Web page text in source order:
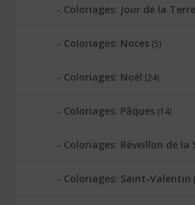
Coloriages: Jour de la Terre
Coloriages: Noces (5)
Coloriages: Noël (24)
Coloriages: Pâques (14)
Coloriages: Réveillon de la
Coloriages: Saint-Valentin